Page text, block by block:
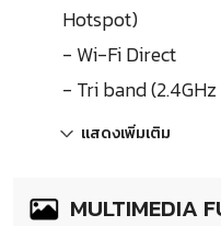
Hotspot)
- Wi-Fi Direct
- Tri band
แสดงเพิ่มเติม
MULTIMEDIA